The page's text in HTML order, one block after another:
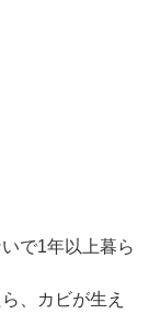
で1年以上暮ら
、カビが生え